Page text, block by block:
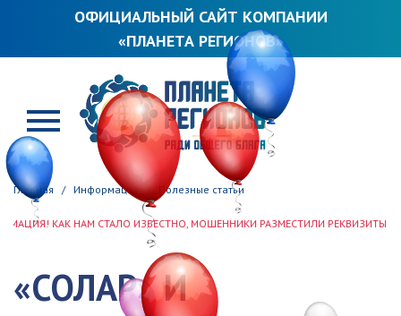
ОФИЦИАЛЬНЫЙ САЙТ КОМПАНИИ
«ПЛАНЕТА РЕГИОНОВ»
ПЛАНЕТА РЕГИОНОВ
Главная Информация Полезные статьи
НАМ СТАЛО ИЗВЕСТНО, МОШЕННИКИ РАЗМЕСТИЛИ РЕКВИЗИТЫ ООО
«СОЛАР» И